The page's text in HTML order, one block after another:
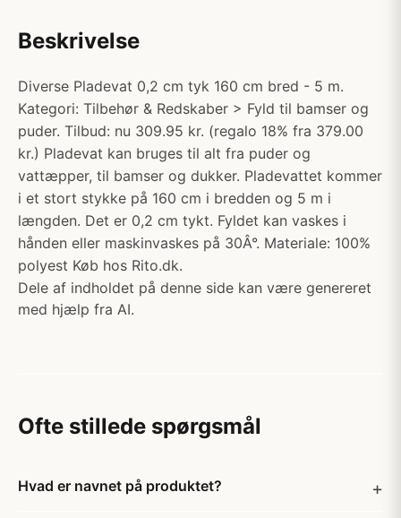
Beskrivelse
Diverse Pladevat 0,2 cm tyk 160 cm bred - 5 m.
Kategori: Tilbehør & Redskaber > Fyld til bamser og
puder. Tilbud: nu 309.95 kr. (regalo 18% fra 379.00
kr.) Pladevat kan bruges til alt fra puder og
vattæpper, til bamser og dukker. Pladevattet kommer
i et stort stykke på 160 cm i bredden og 5 m i
længden. Det er 0,2 cm tykt. Fyldet kan vaskes i
hånden eller maskinvaskes på 30Â°. Materiale: 100%
polyest Køb hos Rito.dk.
Dele af indholdet på denne side kan være genereret
med hjælp fra AI.
Ofte stillede spørgsmål
Hvad er navnet på produktet?